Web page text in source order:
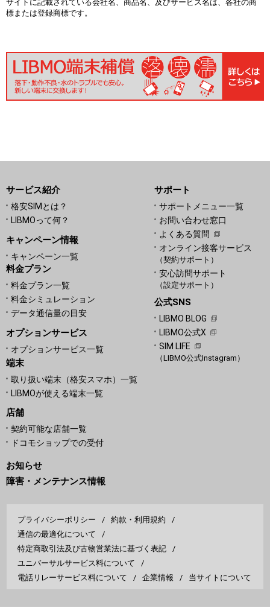
サイトに記載されている会社名、商品名、及びサービス名は、各社の商
標または登録商標です。
サービス紹介
格安SIMとは？
LIBMOって何？
キャンペーン情報
キャンペーン一覧
料金プラン
料金プラン一覧
料金シミュレーション
データ通信量の目安
オプションサービス
オプションサービス一覧
端末
取り扱い端末（格安スマホ）一覧
LIBMOが使える端末一覧
店舗
契約可能な店舗一覧
ドコモショップでの受付
サポート
サポートメニュー一覧
お問い合わせ窓口
よくある質問
オンライン接客サービス
（契約サポート）
安心訪問サポート
（設定サポート）
公式SNS
LIBMO BLOG
LIBMO公式X
SIM LIFE
（LIBMO公式Instagram）
お知らせ
障害・メンテナンス情報
プライバシーポリシー
約款・利用規約
通信の最適化について
特定商取引法及び古物営業法に基づく表記
ユニバーサルサービス料について
電話リレーサービス料について
企業情報 当サイトについて